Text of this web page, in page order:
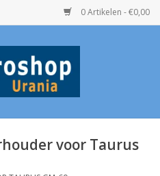
0 Artikelen - €0,00
voor Taurus